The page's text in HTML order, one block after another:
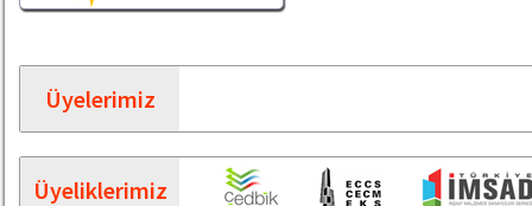
Üyelerimiz
Üyeliklerimiz